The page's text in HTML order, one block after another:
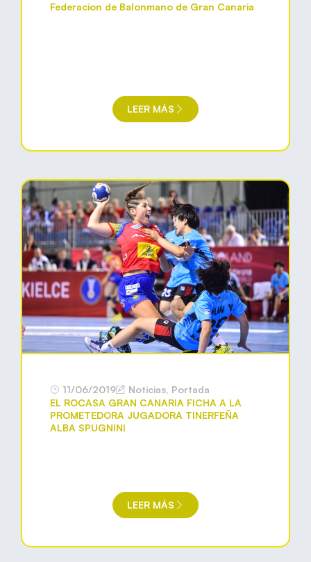
Federacion de Balonmano de Gran Canaria
LEER MÁS
11/06/2019 Noticias, Portada
EL ROCASA GRAN CANARIA FICHA A LA
PROMETEDORA JUGADORA TINERFEÑA
ALBA SPUGNINI
LEER MÁS